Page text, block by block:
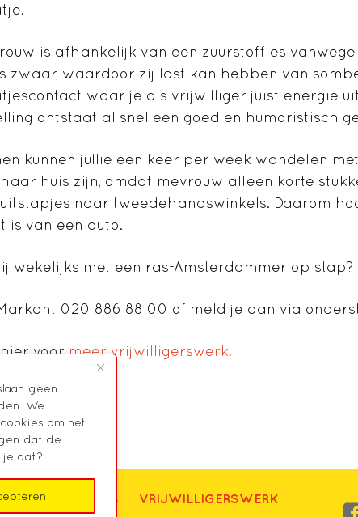
geen
We
om het
dat de
je dat?
is afhankelijk van een zuurstoffles
zwaar, waardoor zij last kan hebben van
waar je als vrijwilliger juist energie
ontstaat al snel een goed en humoristisch
kunnen jullie een keer per week wandelen
huis zijn, omdat mevrouw alleen korte
naar tweedehandswinkels. Daarom
is van een auto.
wekelijks met een ras-Amsterdammer op stap?
020 886 88 00 of meld je aan via
hier voor meer vrijwilligerswerk.
je aan
NIEUWS
VRIJWILLIGERSWERK